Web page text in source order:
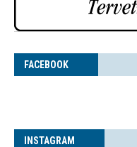
FACE­BOOK
INS­TA­GRAM